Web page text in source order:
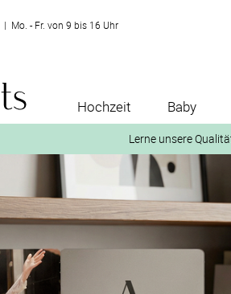
| Mo. - Fr. von 9 bis 16 Uhr
Hochzeit Baby
Lerne unsere
1. Wähle bis zu 3
2. Aktiviere „kostenlose Musterkarte“ auf